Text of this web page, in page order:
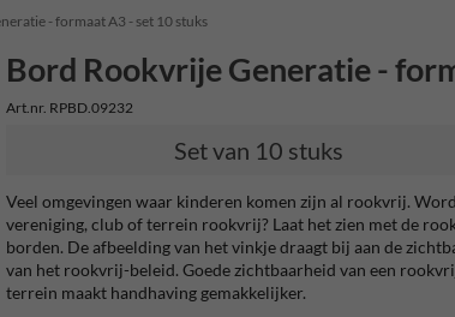
- formaat A3 - set 10 stuks
Bord Rookvrije Generatie -
Art.nr. RPBD.09232
Set van 10 stuks
Veel omgevingen waar kinderen komen zijn al rookvrij.
vereniging, club of terrein rookvrij? Laat het zien met de
borden. De afbeelding van het vinkje draagt bij aan de
van het rookvrij-beleid. Goede zichtbaarheid van een
terrein maakt handhaving gemakkelijker.